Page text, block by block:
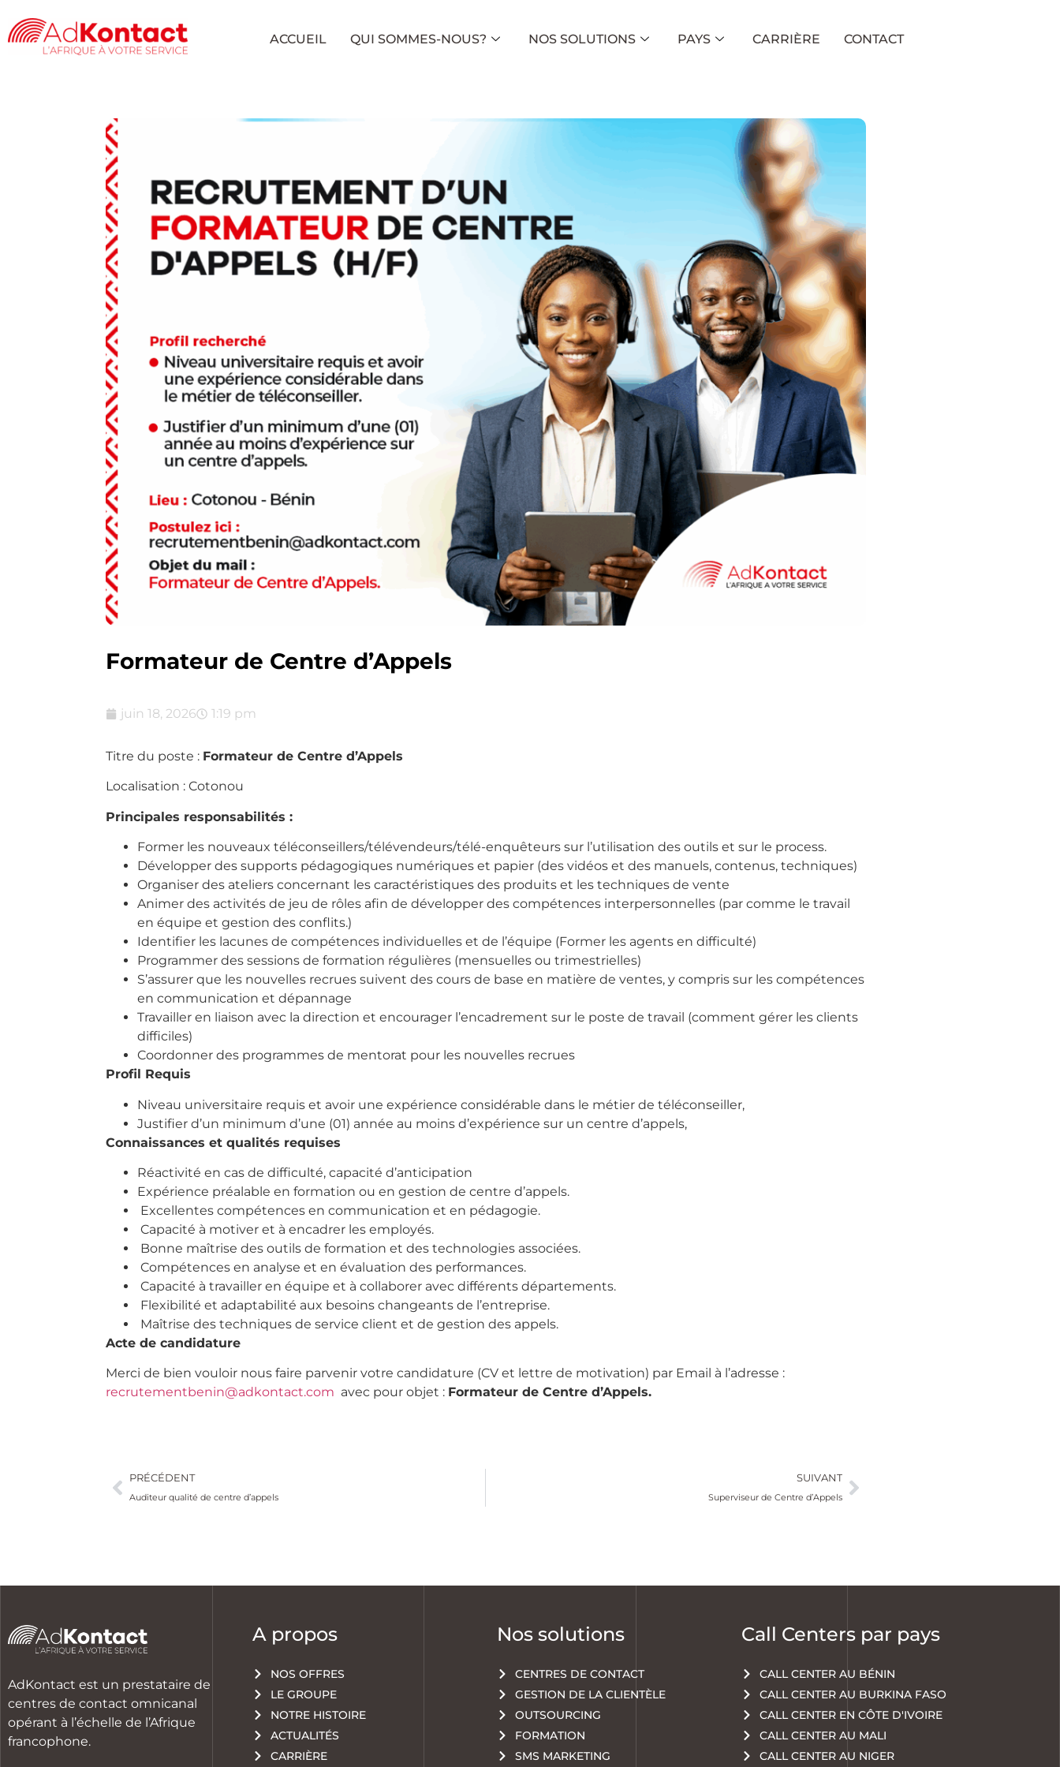
ACCUEIL QUI SOMMES-NOUS? NOS SOLUTIONS PAYS CARRIÈRE CONTACT
Formateur de Centre d’Appels
juin 18, 2026 1:19 pm
Titre du poste : Formateur de Centre d’Appels
Localisation : Cotonou
Principales responsabilités :
Former les nouveaux téléconseillers/télévendeurs/télé-enquêteurs sur l’utilisation des outils et sur le process.
Développer des supports pédagogiques numériques et papier (des vidéos et des manuels, contenus, techniques)
Organiser des ateliers concernant les caractéristiques des produits et les techniques de vente
Animer des activités de jeu de rôles afin de développer des compétences interpersonnelles (par comme le travail
en équipe et gestion des conflits.)
Identifier les lacunes de compétences individuelles et de l’équipe (Former les agents en difficulté)
Programmer des sessions de formation régulières (mensuelles ou trimestrielles)
S’assurer que les nouvelles recrues suivent des cours de base en matière de ventes, y compris sur les compétences
en communication et dépannage
Travailler en liaison avec la direction et encourager l’encadrement sur le poste de travail (comment gérer les clients
difficiles)
Coordonner des programmes de mentorat pour les nouvelles recrues
Profil Requis
Niveau universitaire requis et avoir une expérience considérable dans le métier de téléconseiller,
Justifier d’un minimum d’une (01) année au moins d’expérience sur un centre d’appels,
Connaissances et qualités requises
Réactivité en cas de difficulté, capacité d’anticipation
Expérience préalable en formation ou en gestion de centre d’appels.
Excellentes compétences en communication et en pédagogie.
Capacité à motiver et à encadrer les employés.
Bonne maîtrise des outils de formation et des technologies associées.
Compétences en analyse et en évaluation des performances.
Capacité à travailler en équipe et à collaborer avec différents départements.
Flexibilité et adaptabilité aux besoins changeants de l’entreprise.
Maîtrise des techniques de service client et de gestion des appels.
Acte de candidature
Merci de bien vouloir nous faire parvenir votre candidature (CV et lettre de motivation) par Email à l’adresse :
recrutementbenin@adkontact.com avec pour objet : Formateur de Centre d’Appels.
PRÉCÉDENT
Auditeur qualité de centre d’appels
SUIVANT
Superviseur de Centre d’Appels
AdKontact est un prestataire de
centres de contact omnicanal
opérant à l’échelle de l’Afrique
francophone.
A propos
NOS OFFRES
LE GROUPE
NOTRE HISTOIRE
ACTUALITÉS
CARRIÈRE
Nos solutions
CENTRES DE CONTACT
GESTION DE LA CLIENTÈLE
OUTSOURCING
FORMATION
SMS MARKETING
Call Centers par pays
CALL CENTER AU BÉNIN
CALL CENTER AU BURKINA FASO
CALL CENTER EN CÔTE D'IVOIRE
CALL CENTER AU MALI
CALL CENTER AU NIGER